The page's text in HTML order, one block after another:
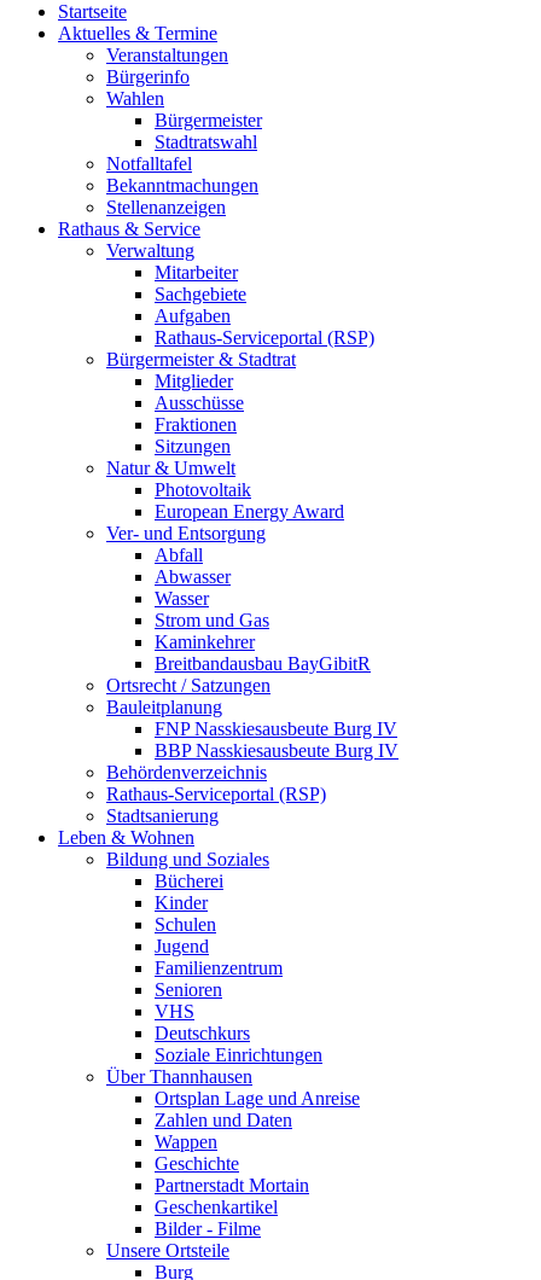
Startseite
Aktuelles & Termine
Veranstaltungen
Bürgerinfo
Wahlen
Bürgermeister
Stadtratswahl
Notfalltafel
Bekanntmachungen
Stellenanzeigen
Rathaus & Service
Verwaltung
Mitarbeiter
Sachgebiete
Aufgaben
Rathaus-Serviceportal (RSP)
Bürgermeister & Stadtrat
Mitglieder
Ausschüsse
Fraktionen
Sitzungen
Natur & Umwelt
Photovoltaik
European Energy Award
Ver- und Entsorgung
Abfall
Abwasser
Wasser
Strom und Gas
Kaminkehrer
Breitbandausbau BayGibitR
Ortsrecht / Satzungen
Bauleitplanung
FNP Nasskiesausbeute Burg IV
BBP Nasskiesausbeute Burg IV
Behördenverzeichnis
Rathaus-Serviceportal (RSP)
Stadtsanierung
Leben & Wohnen
Bildung und Soziales
Bücherei
Kinder
Schulen
Jugend
Familienzentrum
Senioren
VHS
Deutschkurs
Soziale Einrichtungen
Über Thannhausen
Ortsplan Lage und Anreise
Zahlen und Daten
Wappen
Geschichte
Partnerstadt Mortain
Geschenkartikel
Bilder - Filme
Unsere Ortsteile
Burg